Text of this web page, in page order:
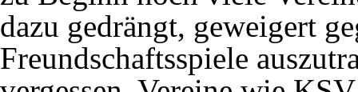
dazu gedrängt, geweigert
Freundschaftsspiele